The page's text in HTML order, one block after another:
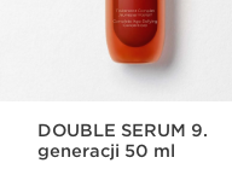
Wygładzona,
DOUBLE SERUM 9.
generacji 50 ml